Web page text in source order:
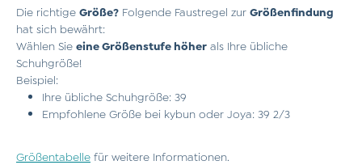
Die richtige Größe? Folgende Faustregel zur Größenfindung
hat sich bewährt:
Wählen Sie eine Größenstufe höher als Ihre übliche
Schuhgröße!
Beispiel:
Ihre übliche Schuhgröße: 39
Empfohlene Größe bei kybun oder Joya: 39 2/3
Größentabelle für weitere Informationen.